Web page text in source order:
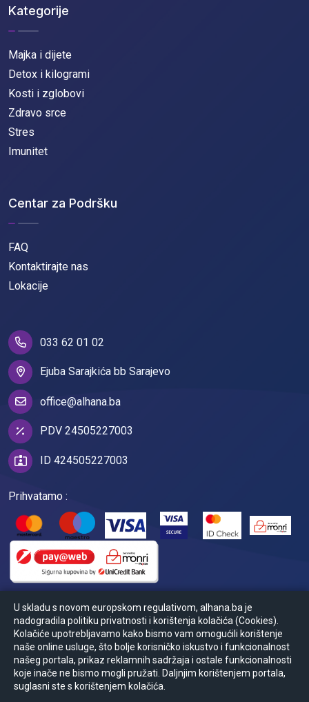
Kategorije
Majka i dijete
Detox i kilogrami
Kosti i zglobovi
Zdravo srce
Stres
Imunitet
Centar za Podršku
FAQ
Kontaktirajte nas
Lokacije
033 62 01 02
Ejuba Sarajkića bb Sarajevo
office@alhana.ba
PDV 24505227003
ID 424505227003
Prihvatamo :
© Powered by2026 Ansoft
U skladu s novom europskom regulativom, alhana.ba je
nadogradila politiku privatnosti i korištenja kolačića (Cookies).
Kolačiće upotrebljavamo kako bismo vam omogućili korištenje
naše online usluge, što bolje korisničko iskustvo i funkcionalnost
našeg portala, prikaz reklamnih sadržaja i ostale funkcionalnosti
koje inače ne bismo mogli pružati. Daljnjim korištenjem portala,
suglasni ste s korištenjem kolačića.